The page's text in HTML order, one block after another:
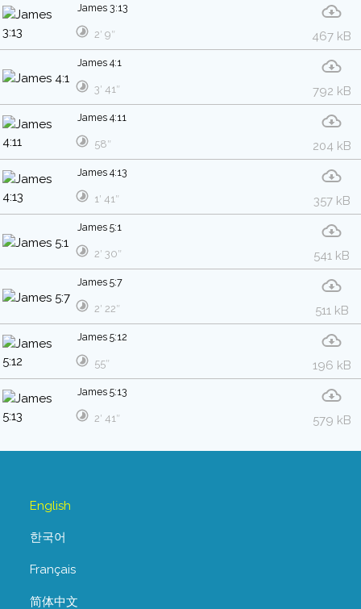
James 3:13
467 kB
2′ 9″
James 4:1
792 kB
3′ 41″
James 4:11
204 kB
58″
James 4:13
357 kB
1′ 41″
James 5:1
541 kB
2′ 30″
James 5:7
511 kB
2′ 22″
James 5:12
196 kB
55″
James 5:13
579 kB
2′ 41″
English
한국어
Français
简体中文